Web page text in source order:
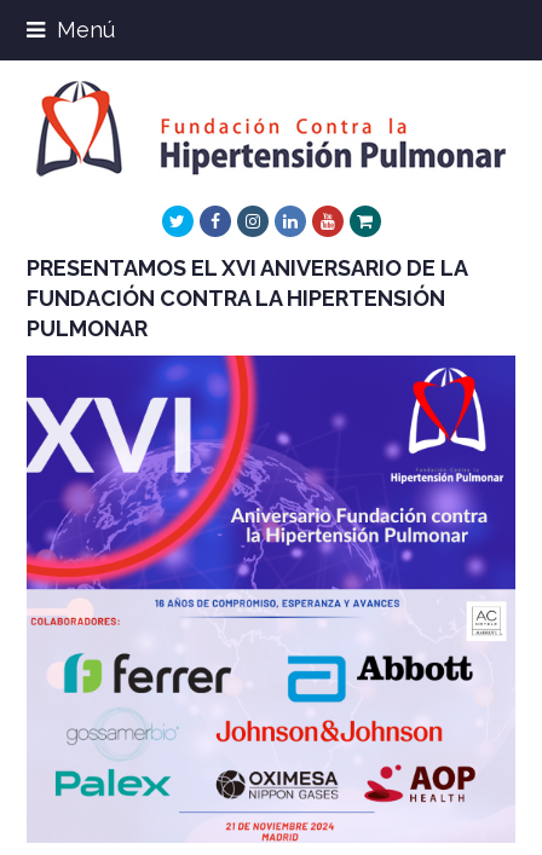
Menú
TwitterFacebookInstagram
LinkedInYoutube
Xing
PRESENTAMOS EL XVI ANIVERSARIO DE LA
FUNDACIÓN CONTRA LA HIPERTENSIÓN
PULMONAR